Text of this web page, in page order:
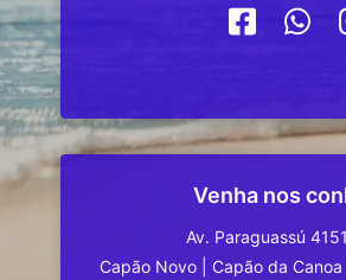
Venha nos
Av. Paraguassú
Capão Novo
Capão da Canoa